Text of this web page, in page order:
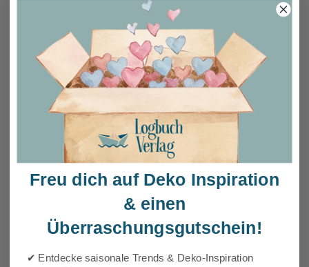
Freu dich auf Deko Inspiration
& einen
Überraschungsgutschein!
✔ Entdecke saisonale Trends & Deko-Inspiration